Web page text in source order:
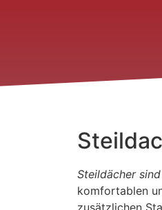
Steildächer
komfortablen